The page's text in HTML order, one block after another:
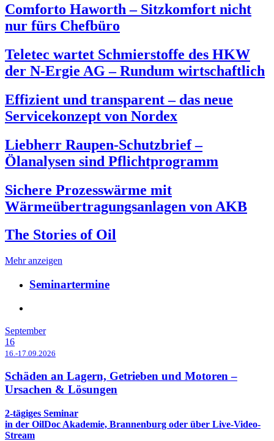
Comforto Haworth – Sitzkomfort nicht
nur fürs Chefbüro
Teletec wartet Schmierstoffe des HKW
der N-Ergie AG – Rundum wirtschaftlich
Effizient und transparent – das neue
Servicekonzept von Nordex
Liebherr Raupen-Schutzbrief –
Ölanalysen sind Pflichtprogramm
Sichere Prozesswärme mit
Wärmeübertragungsanlagen von AKB
The Stories of Oil
Mehr anzeigen
Seminartermine
September
16
16.-17.09.2026
Schäden an Lagern, Getrieben und Motoren –
Ursachen & Lösungen
2-tägiges Seminar
in der OilDoc Akademie, Brannenburg oder über Live-Video-
Stream